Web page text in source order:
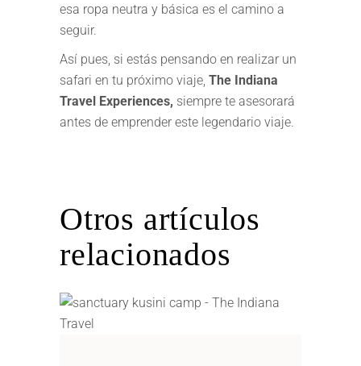
esa ropa neutra y básica es el camino a
seguir.
Así pues, si estás pensando en realizar un
safari en tu próximo viaje, The Indiana
Travel Experiences, siempre te asesorará
antes de emprender este legendario viaje.
Otros artículos
relacionados